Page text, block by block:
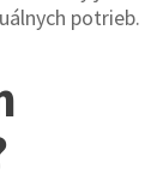
potrieb.